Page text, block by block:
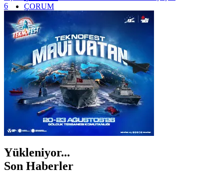
ÇORUM
İSTANBUL
İZMİR
ŞANLIURFA
ŞIRNAK
6
Yükleniyor...
Son Haberler